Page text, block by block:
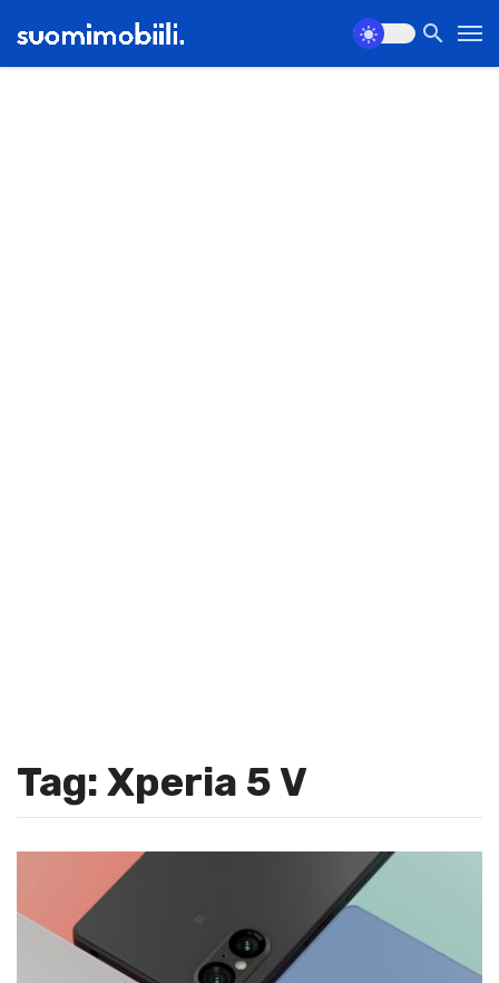
Tag: Xperia 5 V